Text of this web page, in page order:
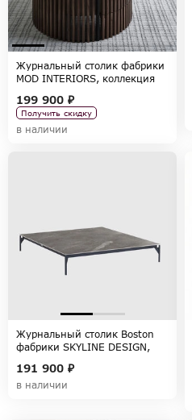
Журнальный столик фабрики
MOD INTERIORS, коллекция
199 900 ₽
Получить скидку
в наличии
Журнальный столик Boston
фабрики SKYLINE DESIGN,
191 900 ₽
в наличии